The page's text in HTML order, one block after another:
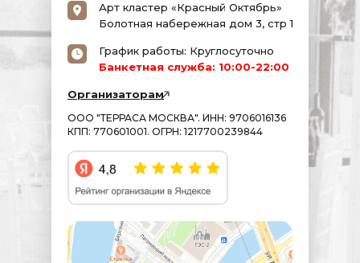
Арт кластер «Красный Октябрь»
Болотная набережная дом 3, стр 1
График работы: Круглосуточно
Банкетная служба: 10:00-22:00
Организаторам
ООО "ТЕРРАСА МОСКВА". ИНН: 9706016136
КПП: 770601001. ОГРН: 1217700239844